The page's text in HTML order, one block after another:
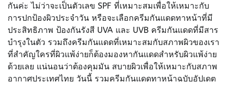
กันค่ะ ไม่ว่าจะเป็นตัวเลข SPF ที่เหมาะสมเพื่อให้เหมาะกับ
การปกป้องผิวประจำวัน หรือจะเลือกครีมกันแดดทาหน้าที่มี
ประสิทธิภาพ ป้องกันรังสี UVA และ UVB ครีมกันแดดที่มีสาร
บำรุงในตัว รวมถึงครีมกันแดดที่เหมาะสมกับสภาพผิวของเรา
ที่สำคัญใครที่ผิวแพ้ง่ายก็ต้องมองหากันแดดสำหรับผิวแพ้ง่าย
ด้วยเลย แน่นอนว่าต้องคุมมัน สบายผิวเพื่อให้เหมาะกับสภาพ
อากาศประเทศไทย วันนี้ รวมครีมกันแดดทาหน้าฉบับอัปเดต